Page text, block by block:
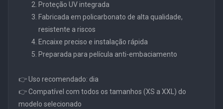
Proteção UV integrada
Fabricada em policarbonato de alta qualidade,
resistente a riscos
Encaixe preciso e instalação rápida
Preparada para película anti-embaciamento
👉 Uso recomendado: dia
👉 Compatível com todos os tamanhos (XS a XXL) do
modelo selecionado